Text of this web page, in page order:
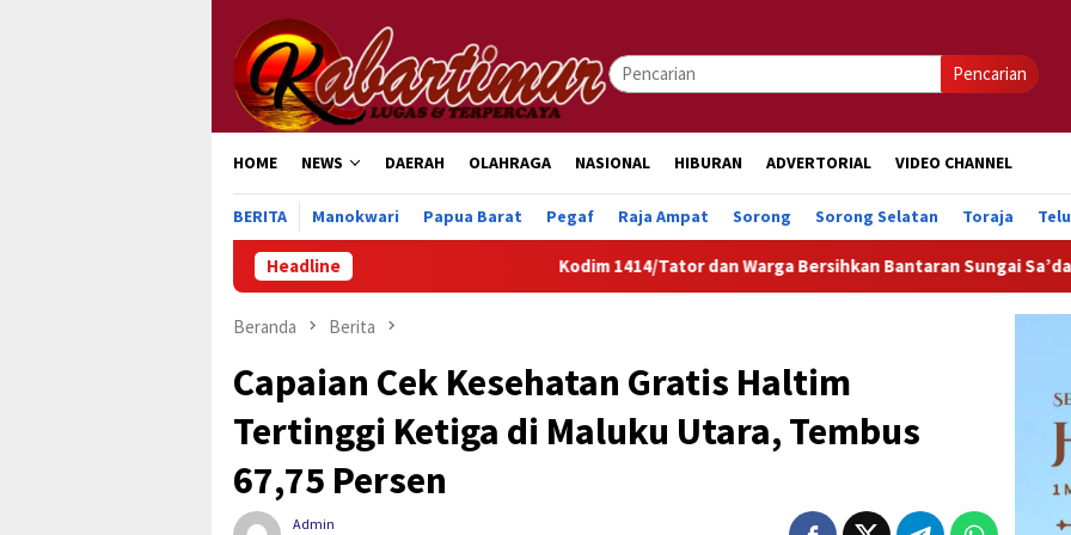
konten
Pencarian
HOME NEWS DAERAH OLAHRAGA NASIONAL HIBURAN ADVERTORIAL VIDEO CHANNEL
BERITA Manokwari Papua Barat Pegaf Raja Ampat Sorong Sorong Selatan Toraja
Headline Kodim 1414/Tator dan Warga Bersihkan Bantaran Sungai Sa’dan, Dorong
Beranda Berita
Capaian Cek Kesehatan Gratis Haltim
Tertinggi Ketiga di Maluku Utara, Tembus
67,75 Persen
Admin